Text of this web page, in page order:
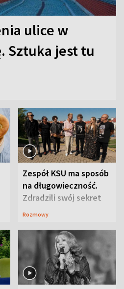
ulice w
Sztuka jest tu
Zespół KSU ma sposób
na długowieczność.
Zdradzili swój sekret
Rozmowy